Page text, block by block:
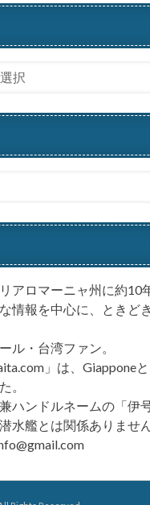
アロマーニャ州に約10
情報を中心に、ときど
ル・台湾ファン。
」は、Giappone
。
ハンドルネームの「伊
水艦とは関係ありません